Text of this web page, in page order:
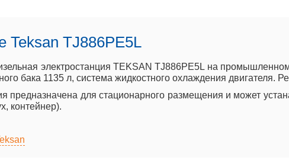
Teksan TJ886PE5L
электростанция TEKSAN TJ886PE5L на
бака 1135 л, система жидкостного охлаждения двигателя.
предназначена для стационарного размещения и может
контейнер).